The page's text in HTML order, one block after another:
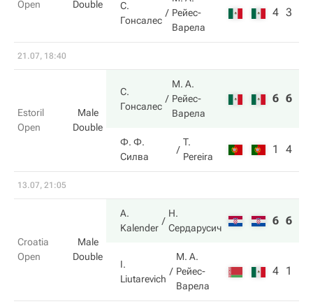
Open
Double
С.
Гонсалес
Рейес-
Варела
4 3
21.07, 18:40
Estoril
Open
Male
Double
С.
Гонсалес
М. А.
Рейес-
Варела
6 6
Ф. Ф.
Силва
T.
Pereira
1 4
13.07, 21:05
Croatia
Open
Male
Double
A.
Kalender
Н.
Сердарусич
6 6
I.
Liutarevich
М. А.
Рейес-
Варела
4 1